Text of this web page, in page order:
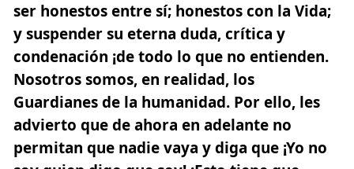
ser honestos entre sí; honestos con la Vida;
y suspender su eterna duda, crítica y
condenación ¡de todo lo que no entienden.
Nosotros somos, en realidad, los
Guardianes de la humanidad. Por ello, les
advierto que de ahora en adelante no
permitan que nadie vaya y diga que ¡Yo no